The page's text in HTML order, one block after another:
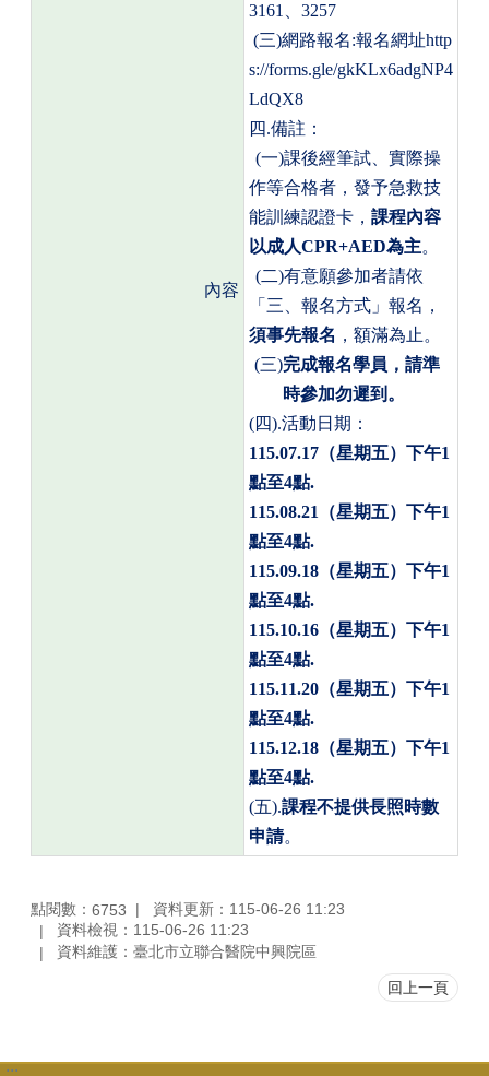
內容
3161
3257
(三)網路報名:報名網址http
s://forms.gle/gkKLx6adgNP4
LdQX8
四.備註：
(一)課後經筆試、實際操
作等合格者，發予急救技
能訓練認證卡， 課程內容
以成人CPR+AED為主。
(二)有意願參加者請依
「 三、 報名方式」報名，
須事先報名 ，額滿為止。
(三)完成報名學員，請準
時參加勿遲到。
(四).活動日期：
115.07.17 （星期五）下午1
點至4點.
115.08.21
（星期五）下午1
點至4點.
115.09.18 （星期五）下午1
點至4點.
115.10.16 （星期五）下午1
點至4點.
115.11.20 （星期五）下午1
點至4點.
115.12.18 （星期五）下午1
點至4點.
(五).課程不提供長照時數
申請。
點閱數： 6753
資料更新：115-06-26 11:23
資料檢視：115-06-26 11:23
資料維護：臺北市立聯合醫院中興院區
回上一頁